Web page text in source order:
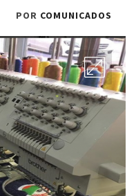
POR COMUNICADOS